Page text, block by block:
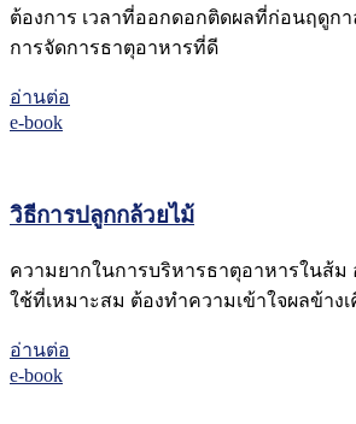
ต้องการ เวลาที่ออกดอกติดผลที่ก่อนฤดูก
การจัดการธาตุอาหารที่ดี
อ่านต่อ
e-book
วิธีการปลูกกล้วยไม้
ความยากในการบริหารธาตุอาหารในส้ม
ใช้ที่เหมาะสม ต้องทำความเข้าใจผลข้าง
อ่านต่อ
e-book